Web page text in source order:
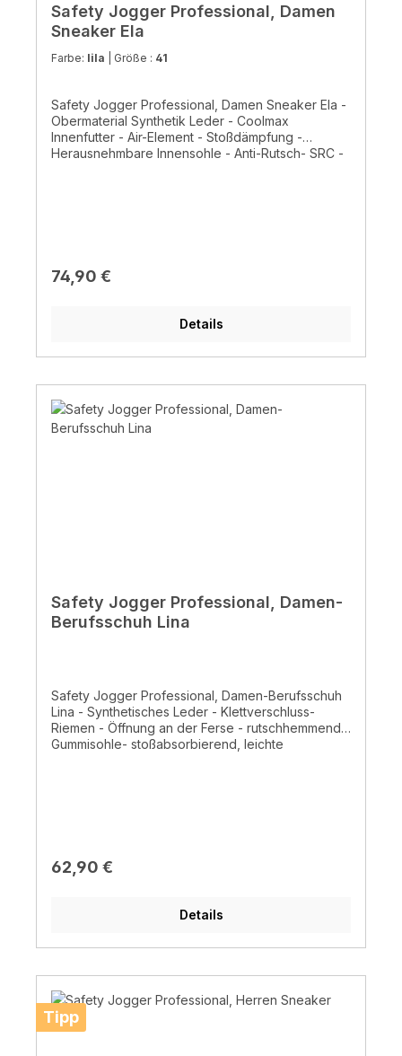
Safety Jogger Professional, Damen
Sneaker Ela
Farbe: lila Größe : 41
Safety Jogger Professional, Damen Sneaker Ela -
Obermaterial Synthetik Leder - Coolmax
Innenfutter - Air-Element - Stoßdämpfung -
Herausnehmbare Innensohle - Anti-Rutsch- SRC -
Regulärer Preis:
74,90 €
Details
Safety Jogger Professional, Damen-
Berufsschuh Lina
Safety Jogger Professional, Damen-Berufsschuh
Lina - Synthetisches Leder - Klettverschluss-
Riemen - Öffnung an der Ferse - rutschhemmende
Gummisohle- stoßabsorbierend, leichte
Regulärer Preis:
62,90 €
Details
Tipp